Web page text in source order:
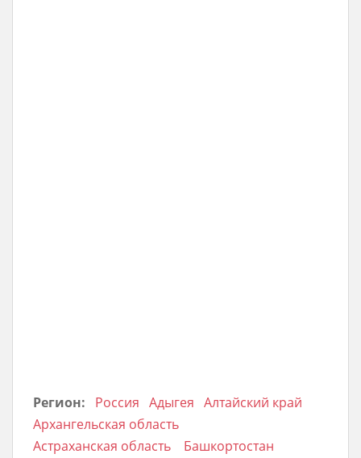
Регион: Россия Адыгея Алтайский край
Архангельская область
Астраханская область
Башкортостан